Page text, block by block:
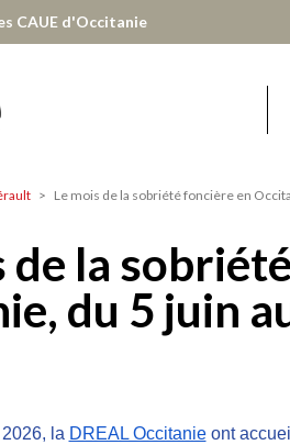
CAUE d'Occitanie
Le mois de la sobriété foncière en
de la
du 5 juin
la DREAL Occitanie ont